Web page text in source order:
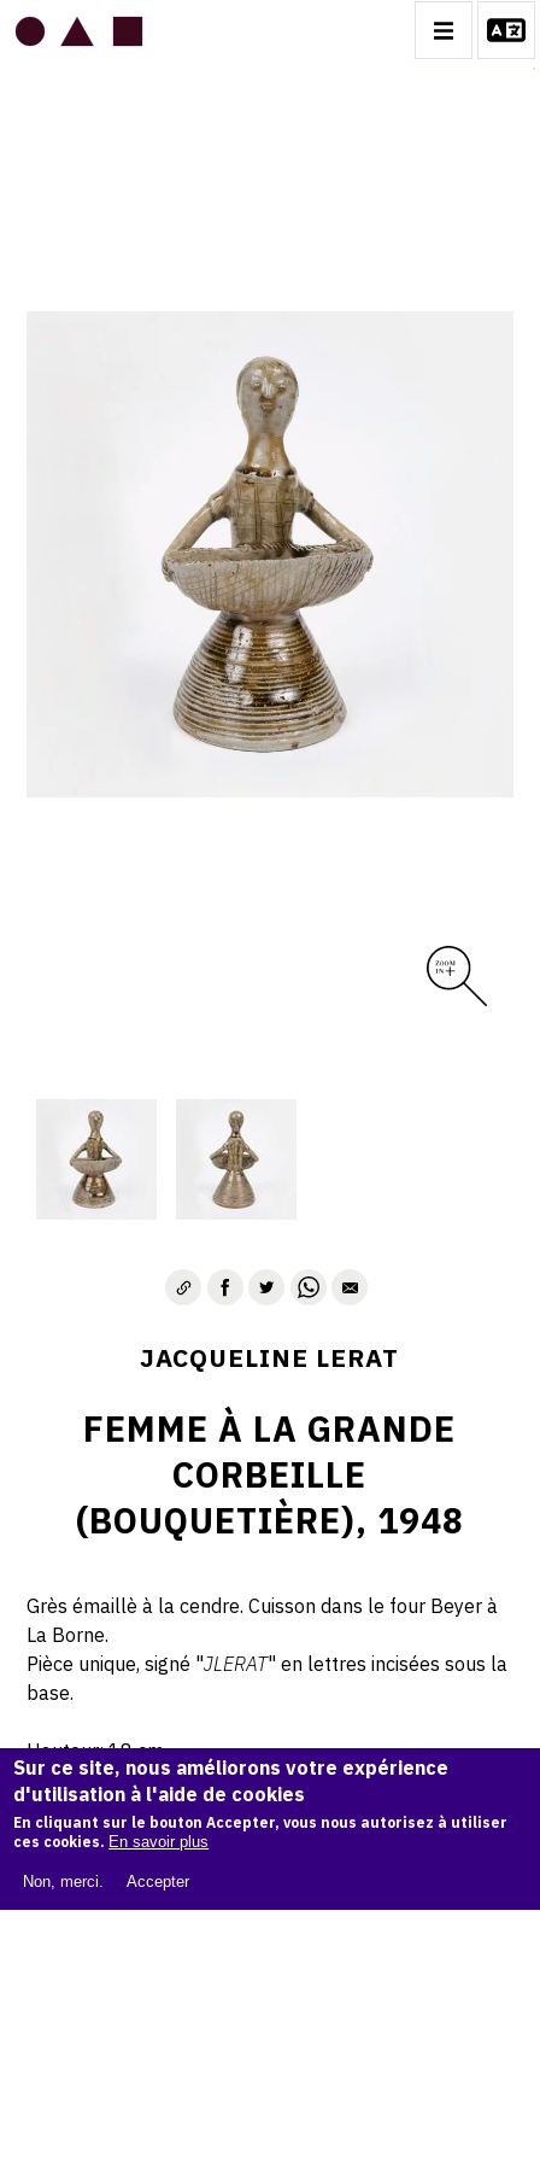
ART SACRÉ
BESTIAIRE
BOUQUETIÈRES
CÉRAMIQUE ARCHITECTURALE
CÉRAMIQUE DU QUOTIDIEN
COUPES ET PLATS
DIVERS
PERSONNAGES
PIÈCES A MAIN ET CENDRIERS
PLANTES
SCÈNES DE LA VIE
SCULPTURE ABSTRAITE
VASES
JACQUELINE LERAT
FEMME À LA GRANDE
CORBEILLE
(BOUQUETIÈRE), 1948
Grès émaillè à la cendre. Cuisson dans le four Beyer à
La Borne.
Pièce unique, signé "JLERAT" en lettres incisées sous la
base.
Hauteur: 18 cm
© Atelier Jean et Jacqueline Lerat © Photo Lysiane Gauthier
CITER CETTE ŒUVRE
Jacqueline Lerat,Femme à la grande corbeille (Bouquetière),
Sur ce site, nous améliorons votre expérience
d'utilisation à l'aide de cookies
En cliquant sur le bouton Accepter, vous nous autorisez à utiliser
ces cookies. En savoir plus
Non, merci. Accepter